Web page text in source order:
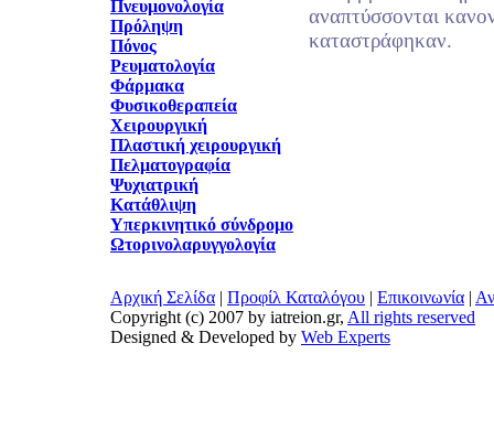
Πνευμονολογία
Πρόληψη
Πόνος
Ρευματολογία
Φάρμακα
Φυσικοθεραπεία
Χειρουργική
Πλαστική χειρουργική
Πελματογραφία
Ψυχιατρική
Κατάθλιψη
Υπερκινητικό σύνδρομο
Ωτορινολαρυγγολογία
αναπτύσσονται
καταστράφηκαν.
Αρχική Σελίδα | Προφίλ Καταλόγου | Επικοινωνία |
Copyright (c) 2007 by iatreion.gr, All rights reserved
Designed & Developed by Web Experts